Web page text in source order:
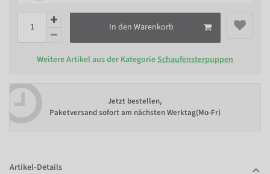
In den Warenkorb
Weitere Artikel aus der KategorieSchaufensterpuppen
Jetzt bestellen,
Paketversand sofort am nächsten Werktag(Mo-Fr)
Artikel-Details